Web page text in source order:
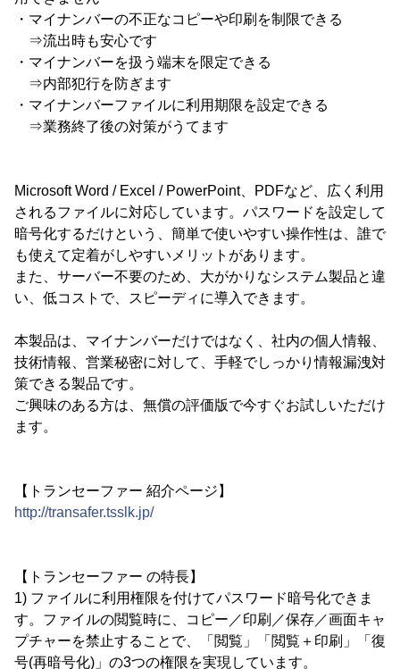
・マイナンバーの不正なコピーや印刷を制限できる
⇒流出時も安心です
・マイナンバーを扱う端末を限定できる
⇒内部犯行を防ぎます
・マイナンバーファイルに利用期限を設定できる
⇒業務終了後の対策がうてます
Microsoft Word / Excel / PowerPoint、PDFなど、広く利用
されるファイルに対応しています。パスワードを設定して
暗号化するだけという、簡単で使いやすい操作性は、誰で
も使えて定着がしやすいメリットがあります。
また、サーバー不要のため、大がかりなシステム製品と違
い、低コストで、スピーディに導入できます。
本製品は、マイナンバーだけではなく、社内の個人情報、
技術情報、営業秘密に対して、手軽でしっかり情報漏洩対
策できる製品です。
ご興味のある方は、無償の評価版で今すぐお試しいただけ
ます。
【トランセーファー 紹介ページ】
http://transafer.tsslk.jp/
【トランセーファー の特長】
1) ファイルに利用権限を付けてパスワード暗号化できま
す。ファイルの閲覧時に、コピー／印刷／保存／画面キャ
プチャーを禁止することで、「閲覧」「閲覧＋印刷」「復
号(再暗号化)」の3つの権限を実現しています。